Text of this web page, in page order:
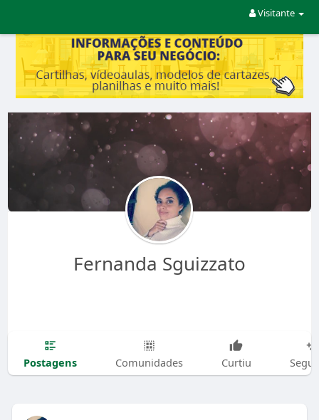
Visitante
Fernanda Sguizzato
Postagens Comunidades Curtiu